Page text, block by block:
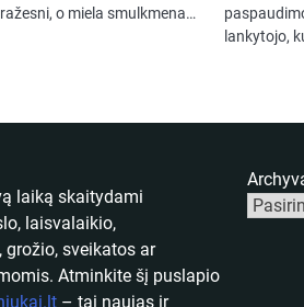
o miela smulkmena…
lankytojo,
laiką skaitydami
laisvalaikio,
sveikatos ar
Atminkite šį puslapio
– tai naujas ir